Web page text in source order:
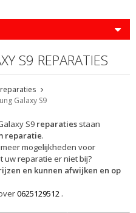
S9 REPARATIES
Galaxy S9
S9 reparatiesstaan
reparatie.
mogelijkheden voor
uw reparatie er niet bij?
en kunnen afwijken en op
0625129512.